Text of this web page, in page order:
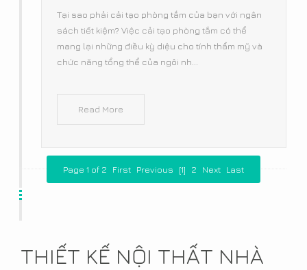
Tại sao phải cải tạo phòng tắm của bạn với ngân
sách tiết kiệm? Việc cải tạo phòng tắm có thể
mang lại những điều kỳ diệu cho tính thẩm mỹ và
chức năng tổng thể của ngôi nh...
Read More
Page 1 of 2 First Previous [1] 2 Next Last
THIẾT KẾ NỘI THẤT NHÀ